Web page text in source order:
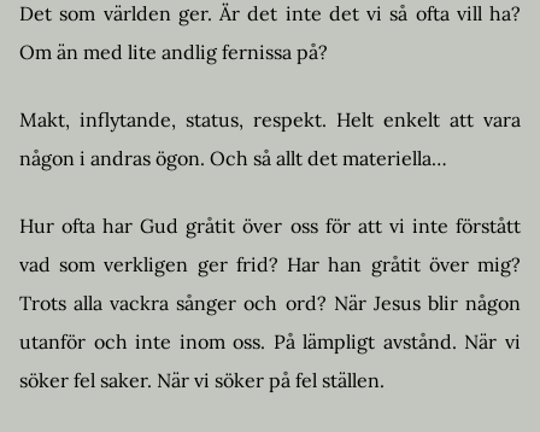
Det som världen ger. Är det inte det vi så ofta vill ha?
Om än med lite andlig fernissa på?
Makt, inflytande, status, respekt. Helt enkelt att vara
någon i andras ögon. Och så allt det materiella…
Hur ofta har Gud gråtit över oss för att vi inte förstått
vad som verkligen ger frid? Har han gråtit över mig?
Trots alla vackra sånger och ord? När Jesus blir någon
utanför och inte inom oss. På lämpligt avstånd. När vi
söker fel saker. När vi söker på fel ställen.